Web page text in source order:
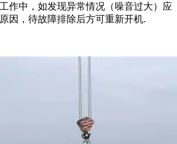
作中，如发现异常情况（噪音过大）应
因，待故障排除后方可重新开机.